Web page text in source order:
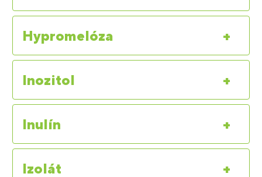
+
Hypromelóza
+
Inozitol
+
Inulín
+
Izolát